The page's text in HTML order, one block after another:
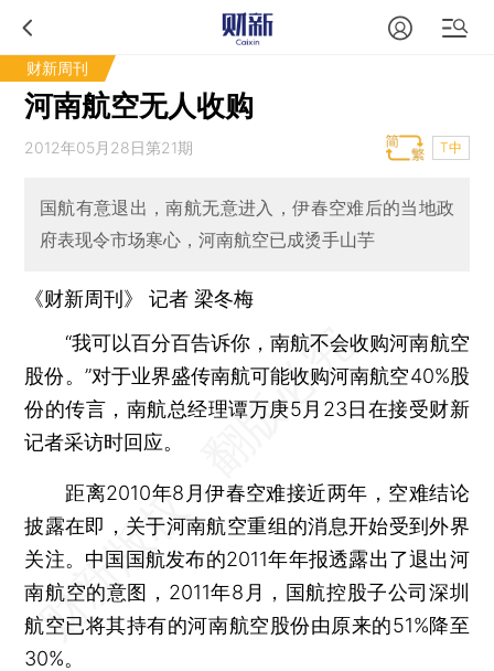
财新周刊
河南航空无人收购
2012年05月28日第21期 T中
国航有意退出，南航无意进入，伊春空难后的当地政
府表现令市场寒心，河南航空已成烫手山芋
《财新周刊》 记者 梁冬梅
“我可以百分百告诉你，南航不会收购河南航空
股份。”对于业界盛传南航可能收购河南航空40%股
份的传言，南航总经理谭万庚5月23日在接受财新
记者采访时回应。
距离2010年8月伊春空难接近两年，空难结论
披露在即，关于河南航空重组的消息开始受到外界
关注。中国国航发布的2011年年报透露出了退出河
南航空的意图，2011年8月，国航控股子公司深圳
航空已将其持有的河南航空股份由原来的51%降至
30%。